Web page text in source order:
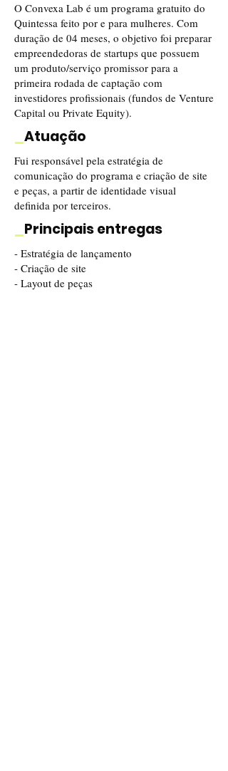
O Convexa Lab é um programa gratuito do
Quintessa feito por e para mulheres. Com
duração de 04 meses, o objetivo foi preparar
empreendedoras de startups que possuem
um produto/serviço promissor para a
primeira rodada de captação com
investidores profissionais (fundos de Venture
Capital ou Private Equity).
Atuação
Fui responsável pela estratégia de
comunicação do programa e criação de site
e peças, a partir de identidade visual
definida por terceiros.
Principais entregas
- Estratégia de lançamento
- Criação de site
- Layout de peças